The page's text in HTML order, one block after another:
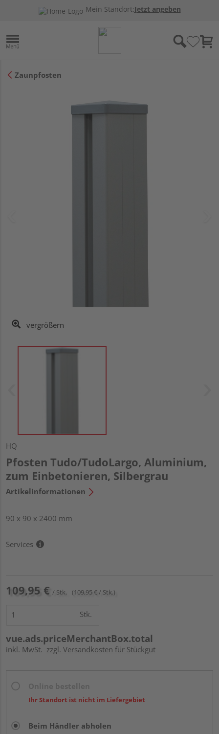
Mein Standort:Jetzt angeben
Zaunpfosten
vergrößern
HQ
Pfosten Tudo/TudoLargo, Aluminium,
zum Einbetonieren, Silbergrau
Artikelinformationen
90 x 90 x 2400 mm
Services
109,95 € / Stk. (109,95 € / Stk.)
Stk.
vue.ads.priceMerchantBox.total
inkl. MwSt. zzgl. Versandkosten für Stückgut
Ihr Standort ist nicht im Liefergebiet
Beim Händler abholen